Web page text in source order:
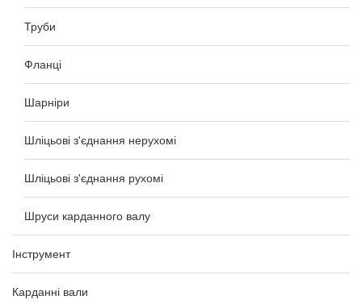
Труби
Фланці
Шарніри
Шліцьові з'єднання нерухомі
Шліцьові з'єднання рухомі
Шруси карданного валу
Інструмент
Карданні вали